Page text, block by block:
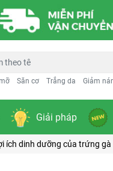
Săn cơ Trắng da Giảm
Giải pháp
ích dinh dưỡng của trứng gà